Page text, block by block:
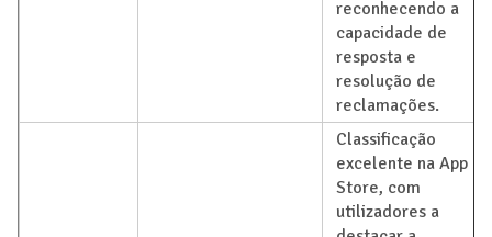
reconhecendo a
capacidade de
resposta e
resolução de
reclamações.
Classificação
excelente na App
Store, com
utilizadores a